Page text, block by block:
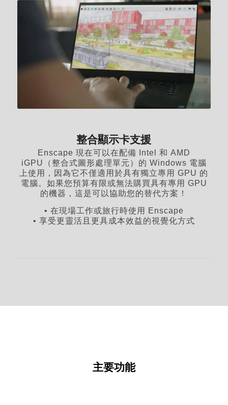
整合顯示卡支援
Enscape 現在可以在配備 Intel 和 AMD
iGPU（整合式圖形處理單元）的 Windows 電腦
上使用，因為它不僅適用於具有獨立專用 GPU 的
電腦。如果您預算有限或無法購買具有專用 GPU
的機器，這是可以協助您的替代方案！
• 在現場工作或旅行時使用 Enscape
• 享受更靈活且更具成本效益的視覺化方式
主要功能